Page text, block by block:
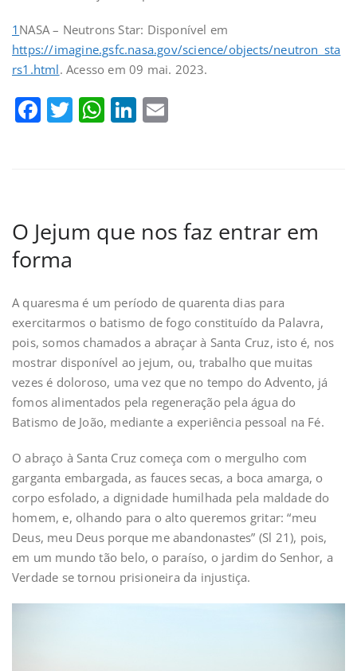
1 NASA – Neutrons Star: Disponível em
https://imagine.gsfc.nasa.gov/science/objects/neutron_sta
rs1.html. Acesso em 09 mai. 2023.
Facebook
Twitter
WhatsApp
LinkedIn
O Jejum que nos faz entrar em
forma
A quaresma é um período de quarenta dias para
exercitarmos o batismo de fogo constituído da Palavra,
pois, somos chamados a abraçar à Santa Cruz, isto é, nos
mostrar disponível ao jejum, ou, trabalho que muitas
vezes é doloroso, uma vez que no tempo do Advento, já
fomos alimentados pela regeneração pela água do
Batismo de João, mediante a experiência pessoal na Fé.
O abraço à Santa Cruz começa com o mergulho com
garganta embargada, as fauces secas, a boca amarga, o
corpo esfolado, a dignidade humilhada pela maldade do
homem, e, olhando para o alto queremos gritar: “meu
Deus, meu Deus porque me abandonastes” (Sl 21), pois,
em um mundo tão belo, o paraíso, o jardim do Senhor, a
Verdade se tornou prisioneira da injustiça.